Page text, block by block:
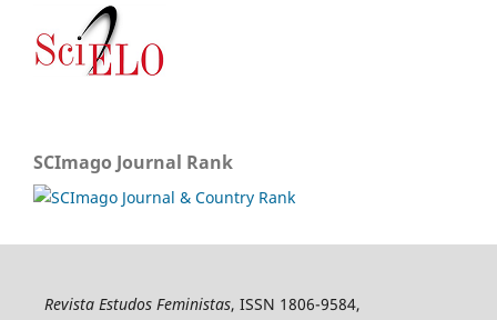
SCImago Journal Rank
Revista Estudos Feministas, ISSN 1806-9584,